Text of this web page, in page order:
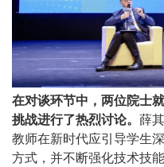
在对谈环节中，两位院士
挑战进行了热烈讨论。 薛
教师在新时代应引导学生
方式，并不断强化技术技